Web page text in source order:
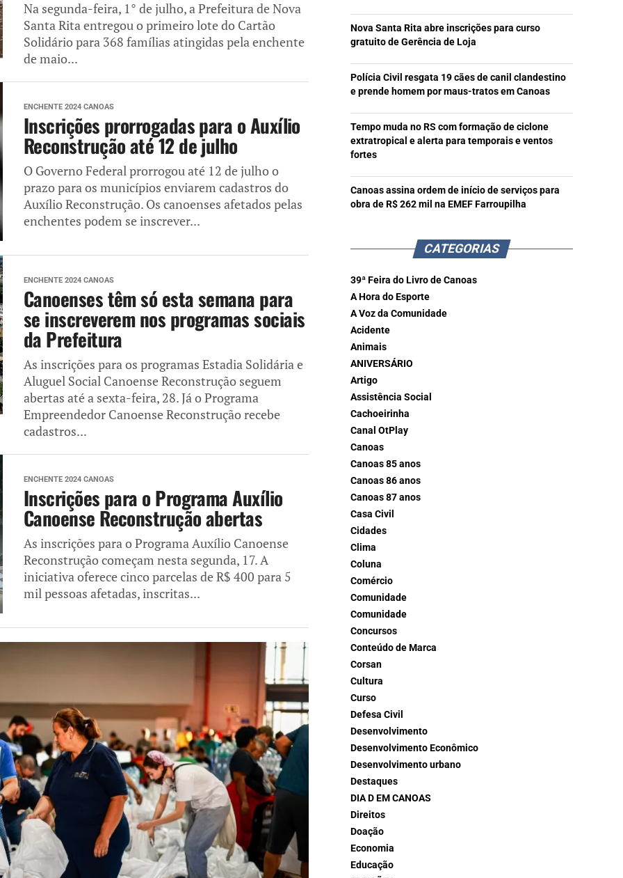
Na segunda-feira, 1° de julho, a Prefeitura de Nova
Santa Rita entregou o primeiro lote do Cartão
Solidário para 368 famílias atingidas pela enchente
de maio...
ENCHENTE 2024 CANOAS
Inscrições prorrogadas para o Auxílio
Reconstrução até 12 de julho
O Governo Federal prorrogou até 12 de julho o
prazo para os municípios enviarem cadastros do
Auxílio Reconstrução. Os canoenses afetados pelas
enchentes podem se inscrever...
ENCHENTE 2024 CANOAS
Canoenses têm só esta semana para
se inscreverem nos programas sociais
da Prefeitura
As inscrições para os programas Estadia Solidária e
Aluguel Social Canoense Reconstrução seguem
abertas até a sexta-feira, 28. Já o Programa
Empreendedor Canoense Reconstrução recebe
cadastros...
ENCHENTE 2024 CANOAS
Inscrições para o Programa Auxílio
Canoense Reconstrução abertas
As inscrições para o Programa Auxílio Canoense
Reconstrução começam nesta segunda, 17. A
iniciativa oferece cinco parcelas de R$ 400 para 5
mil pessoas afetadas, inscritas...
Nova Santa Rita abre inscrições para curso
gratuito de Gerência de Loja
Polícia Civil resgata 19 cães de canil clandestino
e prende homem por maus-tratos em Canoas
Tempo muda no RS com formação de ciclone
extratropical e alerta para temporais e ventos
fortes
Canoas assina ordem de início de serviços para
obra de R$ 262 mil na EMEF Farroupilha
CATEGORIAS
39ª Feira do Livro de Canoas
A Hora do Esporte
A Voz da Comunidade
Acidente
Animais
ANIVERSÁRIO
Artigo
Assistência Social
Cachoeirinha
Canal OtPlay
Canoas
Canoas 85 anos
Canoas 86 anos
Canoas 87 anos
Casa Civil
Cidades
Clima
Coluna
Comércio
Comunidade
Comunidade
Concursos
Conteúdo de Marca
Corsan
Cultura
Curso
Defesa Civil
Desenvolvimento
Desenvolvimento Econômico
Desenvolvimento urbano
Destaques
DIA D EM CANOAS
Direitos
Doação
Economia
Educação